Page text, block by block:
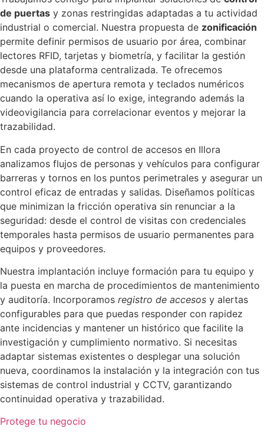
de puertas y zonas restringidas adaptadas a tu actividad
industrial o comercial. Nuestra propuesta de zonificación
permite definir permisos de usuario por área, combinar
lectores RFID, tarjetas y biometría, y facilitar la gestión
desde una plataforma centralizada. Te ofrecemos
mecanismos de apertura remota y teclados numéricos
cuando la operativa así lo exige, integrando además la
videovigilancia para correlacionar eventos y mejorar la
trazabilidad.
En cada proyecto de control de accesos en Illora
analizamos flujos de personas y vehículos para configurar
barreras y tornos en los puntos perimetrales y asegurar un
control eficaz de entradas y salidas. Diseñamos políticas
que minimizan la fricción operativa sin renunciar a la
seguridad: desde el control de visitas con credenciales
temporales hasta permisos de usuario permanentes para
equipos y proveedores.
Nuestra implantación incluye formación para tu equipo y
la puesta en marcha de procedimientos de mantenimiento
y auditoría. Incorporamos registro de accesos y alertas
configurables para que puedas responder con rapidez
ante incidencias y mantener un histórico que facilite la
investigación y cumplimiento normativo. Si necesitas
adaptar sistemas existentes o desplegar una solución
nueva, coordinamos la instalación y la integración con tus
sistemas de control industrial y CCTV, garantizando
continuidad operativa y trazabilidad.
Protege tu negocio